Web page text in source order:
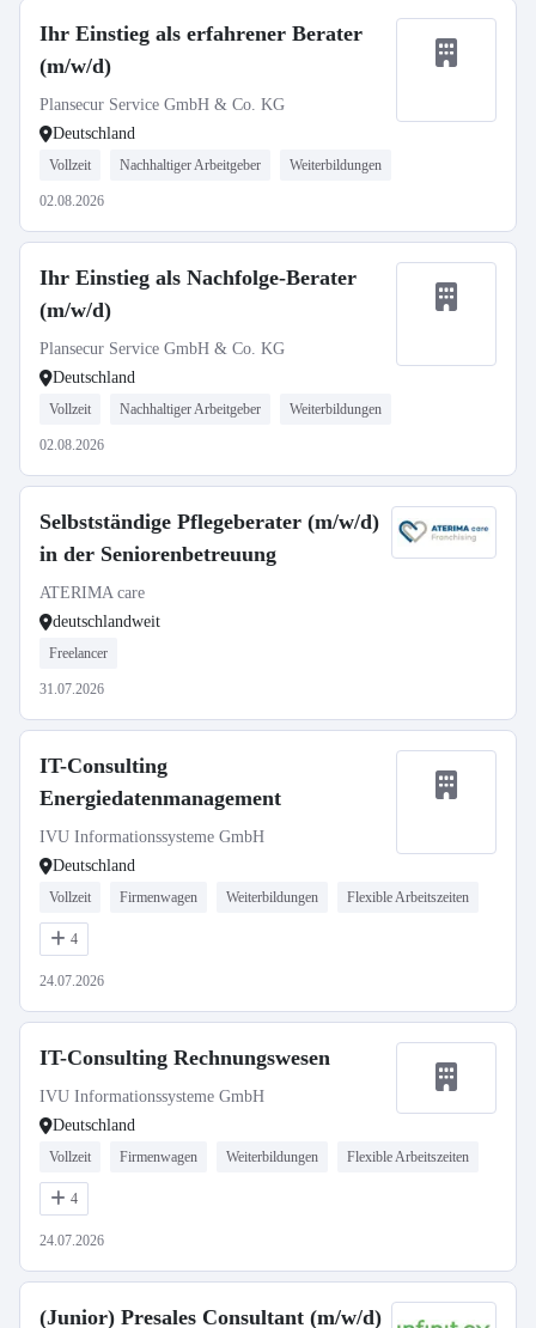
Ihr Einstieg als erfahrener Berater
(m/w/d)
Plansecur Service GmbH & Co. KG
Deutschland
Vollzeit Nachhaltiger Arbeitgeber Weiterbildungen
02.08.2026
Ihr Einstieg als Nachfolge-Berater
(m/w/d)
Plansecur Service GmbH & Co. KG
Deutschland
Vollzeit Nachhaltiger Arbeitgeber Weiterbildungen
02.08.2026
Selbstständige Pflegeberater (m/w/d)
in der Seniorenbetreuung
ATERIMA care
deutschlandweit
Freelancer
31.07.2026
IT-Consulting
Energiedatenmanagement
IVU Informationssysteme GmbH
Deutschland
Vollzeit Firmenwagen Weiterbildungen Flexible Arbeitszeiten
4
24.07.2026
IT-Consulting Rechnungswesen
IVU Informationssysteme GmbH
Deutschland
Vollzeit Firmenwagen Weiterbildungen Flexible Arbeitszeiten
4
24.07.2026
(Junior) Presales Consultant (m/w/d)